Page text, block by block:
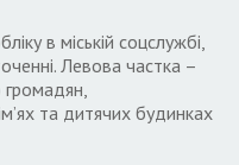
в міській соцслужбі
. Левова частка –
громадян
та дитячих будинках